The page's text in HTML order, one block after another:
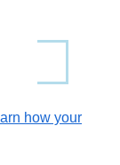
how your